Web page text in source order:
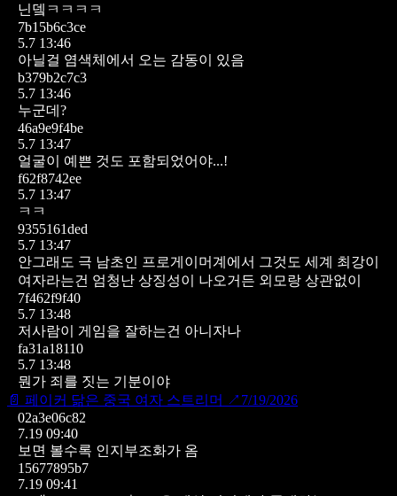
닌뎈ㅋㅋㅋㅋ
7b15b6c3ce
5.7 13:46
아닐걸 염색체에서 오는 감동이 있음
b379b2c7c3
5.7 13:46
누군데?
46a9e9f4be
5.7 13:47
얼굴이 예쁜 것도 포함되었어야...!
f62f8742ee
5.7 13:47
ㅋㅋ
9355161ded
5.7 13:47
안그래도 극 남초인 프로게이머계에서 그것도 세계 최강이
여자라는건 엄청난 상징성이 나오거든 외모랑 상관없이
7f462f9f40
5.7 13:48
저사람이 게임을 잘하는건 아니자나
fa31a18110
5.7 13:48
뭔가 죄를 짓는 기분이야
📄 페이커 닮은 중국 여자 스트리머 ↗ 7/19/2026
02a3e06c82
7.19 09:40
보면 볼수록 인지부조화가 옴
15677895b7
7.19 09:41